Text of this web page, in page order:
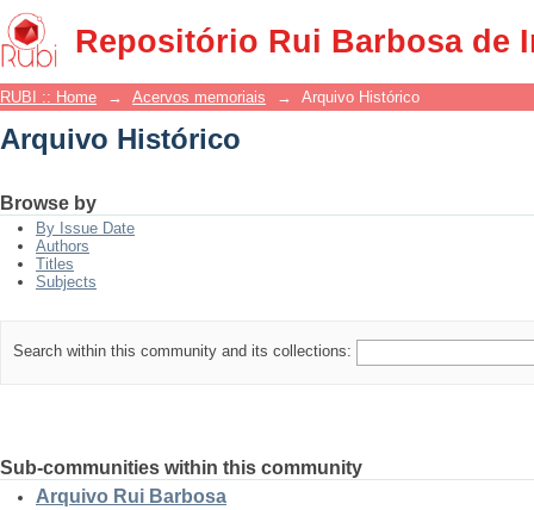
Repositório Rui Barbosa de
Arquivo Histórico
RUBI :: Home → Acervos memoriais → Arquivo Histórico
Arquivo Histórico
Browse by
By Issue Date
Authors
Titles
Subjects
Search within this community and its collections:
Sub-communities within this community
Arquivo Rui Barbosa